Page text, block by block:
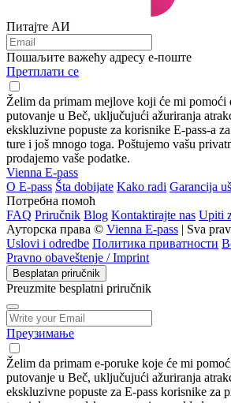
Питајте АИ
Пошаљите важећу адресу е-поште
Претплати се
Želim da primam mejlove koji će mi pomoći
putovanje u Beč, uključujući ažuriranja
ekskluzivne popuste za korisnike E-pass-a
ture i još mnogo toga. Poštujemo vašu
prodajemo vaše podatke.
Vienna E-pass
О E-pass Šta dobijate Kako radi Garancija
Потребна помоћ
FAQ Priručnik Blog Kontaktirajte nas Upiti
Ауторска права © Vienna E-pass | Sva
Uslovi i odredbe Политика приватности
Pravno obaveštenje / Imprint
Besplatan priručnik
Preuzmite besplatni priručnik
Преузимање
Želim da primam e-poruke koje će mi
putovanje u Beč, uključujući ažuriranja
ekskluzivne popuste za E-pass korisnike za